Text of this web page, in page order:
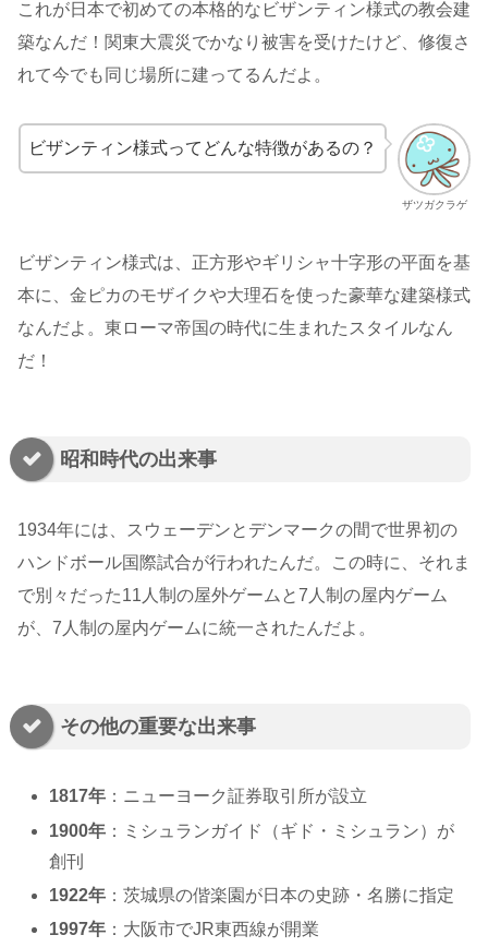
これが日本で初めての本格的なビザンティン様式の教会建
築なんだ！関東大震災でかなり被害を受けたけど、修復さ
れて今でも同じ場所に建ってるんだよ。
ザツガクラゲ
ビザンティン様式ってどんな特徴があるの？
ビザンティン様式は、正方形やギリシャ十字形の平面を基
本に、金ピカのモザイクや大理石を使った豪華な建築様式
なんだよ。東ローマ帝国の時代に生まれたスタイルなん
だ！
昭和時代の出来事
1934年には、スウェーデンとデンマークの間で世界初の
ハンドボール国際試合が行われたんだ。この時に、それま
で別々だった11人制の屋外ゲームと7人制の屋内ゲーム
が、7人制の屋内ゲームに統一されたんだよ。
その他の重要な出来事
1817年 ：ニューヨーク証券取引所が設立
1900年 ：ミシュランガイド（ギド・ミシュラン）が
創刊
1922年 ：茨城県の偕楽園が日本の史跡・名勝に指定
1997年 ：大阪市でJR東西線が開業